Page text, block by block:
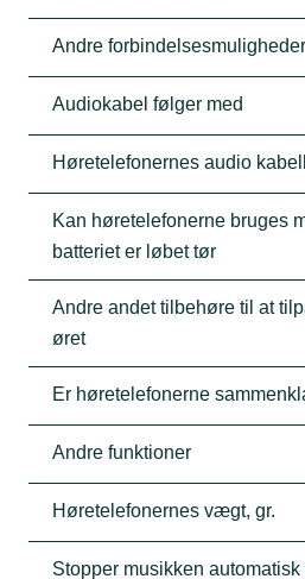
Andre forbindelsesmuligheder
Audiokabel følger med
Høretelefonernes audio
Kan høretelefonerne bruges
batteriet er løbet tør
Andre andet tilbehøre til at
øret
Er høretelefonerne
Andre funktioner
Høretelefonernes vægt, gr.
Stopper musikken